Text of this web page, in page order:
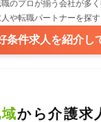
のプロが揃う会社が多
や転職パートナーを探す
条件求人を紹介し
から介護求